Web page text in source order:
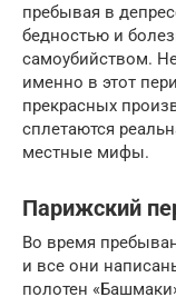
пребывая в
бедностью и
самоубийством.
именно в этот
прекрасных
сплетаются
местные мифы.
Парижский
Во время
и все они
полотен